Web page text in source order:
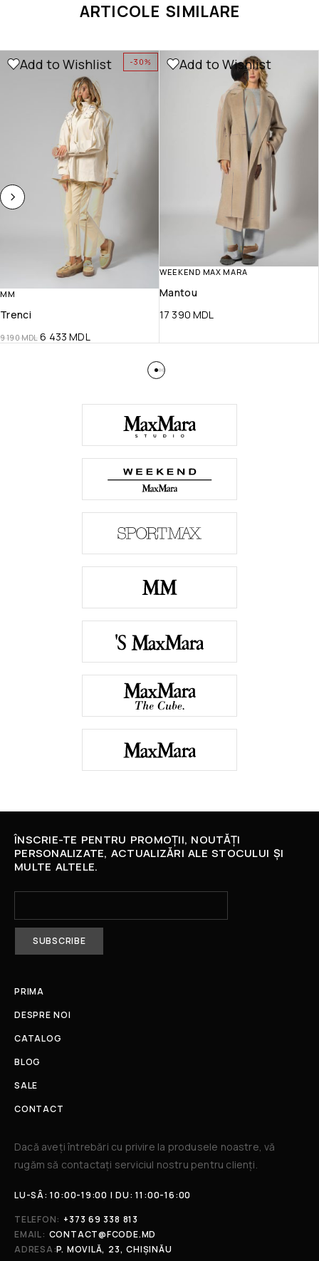
ARTICOLE SIMILARE
-30%
Add to Wishlist
MM
Trenci
9 190MDL 6 433MDL
Add to Wishlist
WEEKEND MAX MARA
Mantou
17 390 MDL
ÎNSCRIE-TE PENTRU PROMOȚII, NOUTĂȚI
PERSONALIZATE, ACTUALIZĂRI ALE STOCULUI ȘI
MULTE ALTELE.
PRIMA
DESPRE NOI
CATALOG
BLOG
SALE
CONTACT
Dacă aveți întrebări cu privire la produsele noastre, vă
rugăm să contactați serviciul nostru pentru clienți.​
LU-SÂ: 10:00-19:00 | DU: 11:00-16:00
TELEFON: +373 69 338 813
EMAIL: CONTACT@FCODE.MD
ADRESA:P. MOVILĂ, 23, CHIȘINĂU